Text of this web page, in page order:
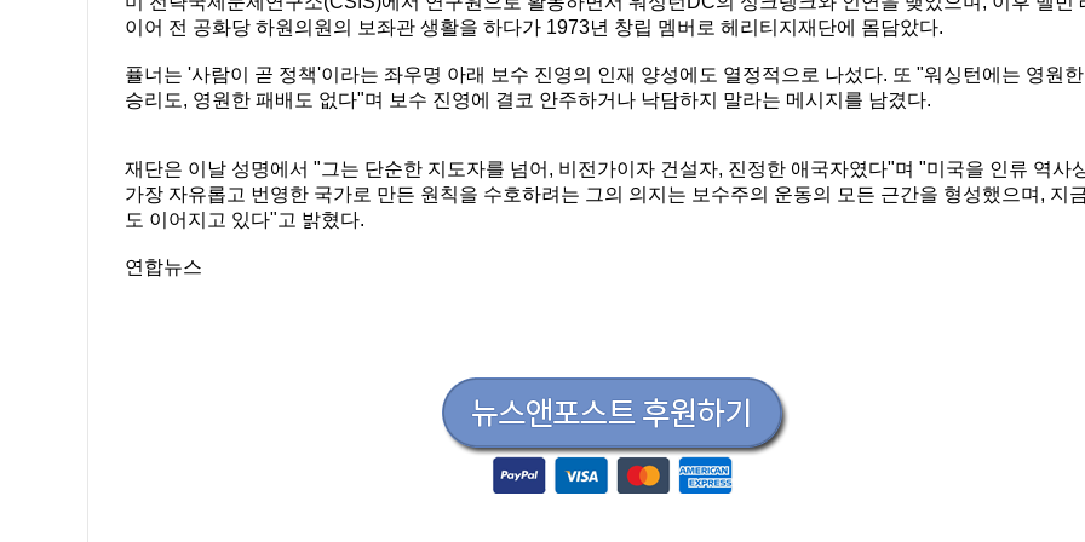
이어 전 공화당 하원의원의 보좌관 생활을 하다가 1973년 창립 멤버로 헤리티지재단에 몸담았다.
퓰너는 '사람이 곧 정책'이라는 좌우명 아래 보수 진영의 인재 양성에도 열정적으로 나섰다. 또 "워싱턴에는 영원한
승리도, 영원한 패배도 없다"며 보수 진영에 결코 안주하거나 낙담하지 말라는 메시지를 남겼다.
재단은 이날 성명에서 "그는 단순한 지도자를 넘어, 비전가이자 건설자, 진정한 애국자였다"며 "미국을 인류 역사
가장 자유롭고 번영한 국가로 만든 원칙을 수호하려는 그의 의지는 보수주의 운동의 모든 근간을 형성했으며, 지
도 이어지고 있다"고 밝혔다.
연합뉴스